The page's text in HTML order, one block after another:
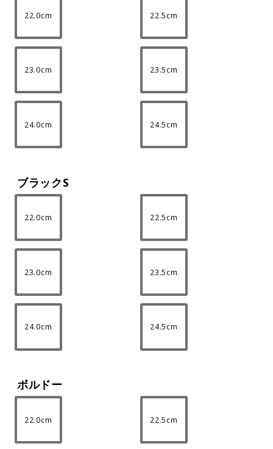
22.0cm 22.5cm
23.0cm 23.5cm
24.0cm 24.5cm
ブラックS
22.0cm 22.5cm
23.0cm 23.5cm
24.0cm 24.5cm
ボルドー
22.0cm 22.5cm